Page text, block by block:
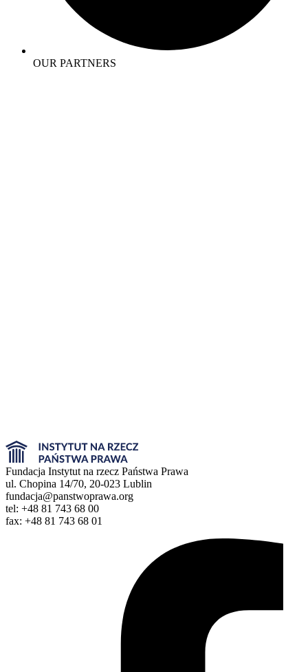
OUR PARTNERS
Fundacja Instytut na rzecz Państwa Prawa
ul. Chopina 14/70, 20-023 Lublin
fundacja@panstwoprawa.org
tel: +48 81 743 68 00
fax: +48 81 743 68 01